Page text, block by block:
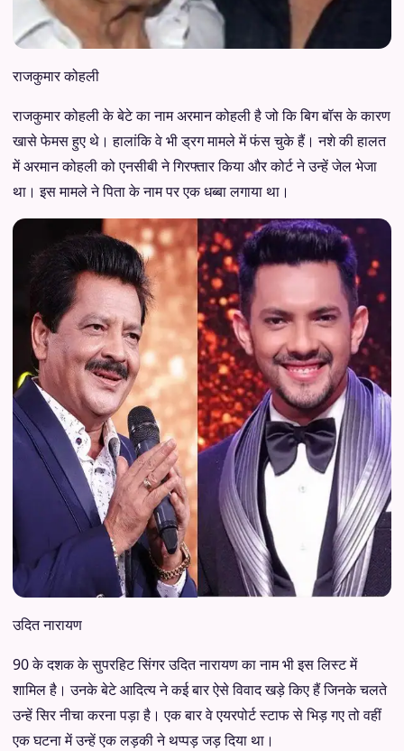
राजकुमार कोहली
राजकुमार कोहली के बेटे का नाम अरमान कोहली है जो कि बिग बॉस के कारण
खासे फेमस हुए थे। हालांकि वे भी ड्रग मामले में फंस चुके हैं। नशे की हालत
में अरमान कोहली को एनसीबी ने गिरफ्तार किया और कोर्ट ने उन्हें जेल भेजा
था। इस मामले ने पिता के नाम पर एक धब्बा लगाया था।
उदित नारायण
90 के दशक के सुपरहिट सिंगर उदित नारायण का नाम भी इस लिस्ट में
शामिल है। उनके बेटे आदित्य ने कई बार ऐसे विवाद खड़े किए हैं जिनके चलते
उन्हें सिर नीचा करना पड़ा है। एक बार वे एयरपोर्ट स्टाफ से भिड़ गए तो वहीं
एक घटना में उन्हें एक लड़की ने थप्पड़ जड़ दिया था।